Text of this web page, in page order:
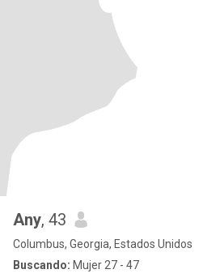
Any, 43
Columbus, Georgia, Estados Unidos
Buscando: Mujer 27 - 47